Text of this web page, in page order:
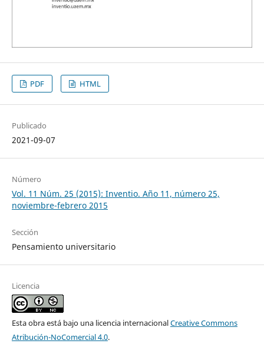
PDF HTML
Publicado
2021-09-07
Número
Vol. 11 Núm. 25 (2015): Inventio. Año 11, número 25,
noviembre-febrero 2015
Sección
Pensamiento universitario
Licencia
Esta obra está bajo una licencia internacionalCreative Commons
Atribución-NoComercial 4.0.